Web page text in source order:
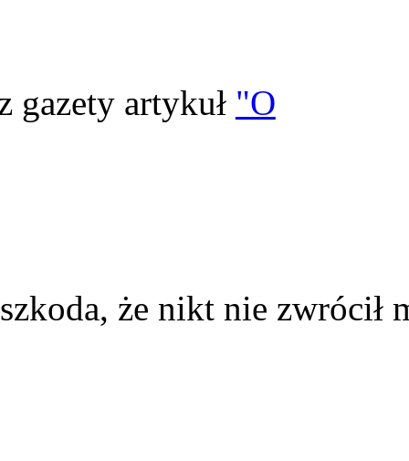
gazety artykuł "O
że nikt nie zwrócił